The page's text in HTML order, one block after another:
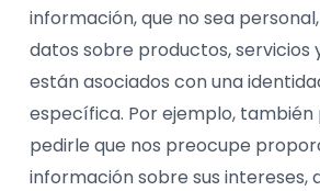
información, que no sea
datos sobre productos, servicios
están asociados con una
específica. Por ejemplo, también
pedirle que nos preocupe
información sobre sus intereses,